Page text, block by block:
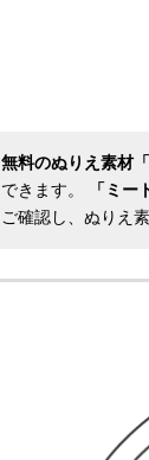
無料のぬりえ素材
できます。
「ミー
ご確認し、ぬりえ